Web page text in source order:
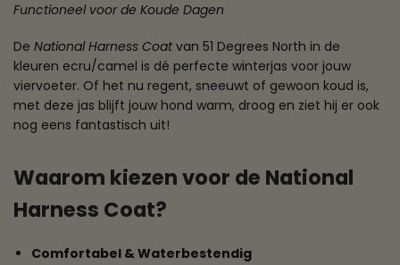
Functioneel voor de Koude Dagen
De National Harness Coat van 51 Degrees North in de
kleuren ecru/camel is dé perfecte winterjas voor jouw
viervoeter. Of het nu regent, sneeuwt of gewoon koud is,
met deze jas blijft jouw hond warm, droog en ziet hij er ook
nog eens fantastisch uit!
Waarom kiezen voor de National
Harness Coat?
Comfortabel & Waterbestendig